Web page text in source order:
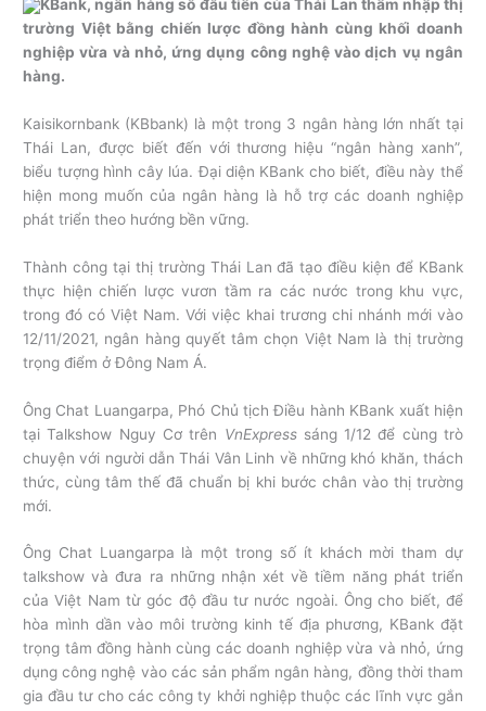
KBank, ngân hàng số đầu tiên của Thái Lan thâm nhập thị
trường Việt bằng chiến lược đồng hành cùng khối doanh
nghiệp vừa và nhỏ, ứng dụng công nghệ vào dịch vụ ngân
hàng.
Kaisikornbank (KBbank) là một trong 3 ngân hàng lớn nhất tại
Thái Lan, được biết đến với thương hiệu “ngân hàng xanh”,
biểu tượng hình cây lúa. Đại diện KBank cho biết, điều này thể
hiện mong muốn của ngân hàng là hỗ trợ các doanh nghiệp
phát triển theo hướng bền vững.
Thành công tại thị trường Thái Lan đã tạo điều kiện để KBank
thực hiện chiến lược vươn tầm ra các nước trong khu vực,
trong đó có Việt Nam. Với việc khai trương chi nhánh mới vào
12/11/2021, ngân hàng quyết tâm chọn Việt Nam là thị trường
trọng điểm ở Đông Nam Á.
Ông Chat Luangarpa, Phó Chủ tịch Điều hành KBank xuất hiện
tại Talkshow Nguy Cơ trên VnExpresssáng 1/12 để cùng trò
chuyện với người dẫn Thái Vân Linh về những khó khăn, thách
thức, cùng tâm thế đã chuẩn bị khi bước chân vào thị trường
mới.
Ông Chat Luangarpa là một trong số ít khách mời tham dự
talkshow và đưa ra những nhận xét về tiềm năng phát triển
của Việt Nam từ góc độ đầu tư nước ngoài. Ông cho biết, để
hòa mình dần vào môi trường kinh tế địa phương, KBank đặt
trọng tâm đồng hành cùng các doanh nghiệp vừa và nhỏ, ứng
dụng công nghệ vào các sản phẩm ngân hàng, đồng thời tham
gia đầu tư cho các công ty khởi nghiệp thuộc các lĩnh vực gắn